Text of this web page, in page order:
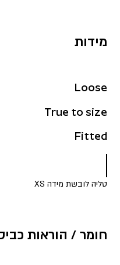
מידות
Loose
True to size
Fitted
טליה לובשת מידה XS
חומר / הוראות